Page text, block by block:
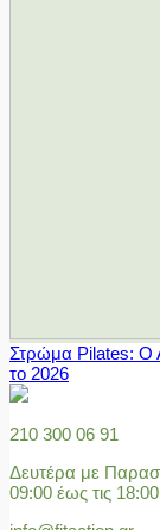
Στρώμα Pilates: Ο
το 2026
210 300 06 91
Δευτέρα με
09:00 έως τις 18:00